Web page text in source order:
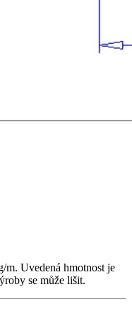
m. Uvedená hmotnost je
se může lišit.